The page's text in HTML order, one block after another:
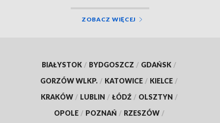
ZOBACZ WIĘCEJ
BIAŁYSTOK / BYDGOSZCZ / GDAŃSK /
GORZÓW WLKP. / KATOWICE / KIELCE /
KRAKÓW / LUBLIN / ŁÓDŹ / OLSZTYN /
OPOLE / POZNAŃ / RZESZÓW /